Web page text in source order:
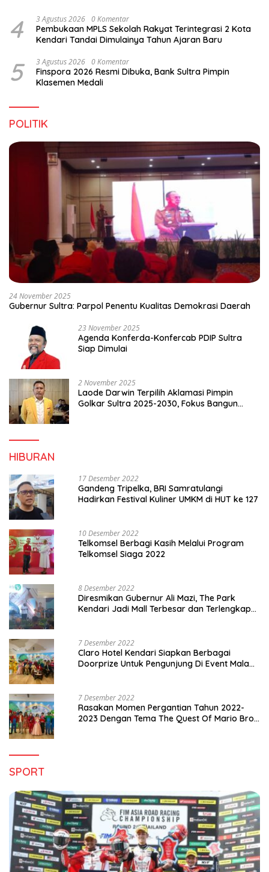
4 3 Agustus 2026 0 Komentar
Pembukaan MPLS Sekolah Rakyat Terintegrasi 2 Kota
Kendari Tandai Dimulainya Tahun Ajaran Baru
5 3 Agustus 2026 0 Komentar
Finspora 2026 Resmi Dibuka, Bank Sultra Pimpin
Klasemen Medali
POLITIK
24 November 2025
Gubernur Sultra: Parpol Penentu Kualitas Demokrasi Daerah
23 November 2025
Agenda Konferda-Konfercab PDIP Sultra
Siap Dimulai
2 November 2025
Laode Darwin Terpilih Aklamasi Pimpin
Golkar Sultra 2025-2030, Fokus Bangun
HIBURAN
17 Desember 2022
Gandeng Tripelka, BRI Samratulangi
Hadirkan Festival Kuliner UMKM di HUT ke 127
10 Desember 2022
Telkomsel Berbagi Kasih Melalui Program
Telkomsel Siaga 2022
8 Desember 2022
Diresmikan Gubernur Ali Mazi, The Park
Kendari Jadi Mall Terbesar dan Terlengkap
7 Desember 2022
Claro Hotel Kendari Siapkan Berbagai
Doorprize Untuk Pengunjung Di Event Malam
7 Desember 2022
Rasakan Momen Pergantian Tahun 2022-
2023 Dengan Tema The Quest Of Mario Bros
SPORT